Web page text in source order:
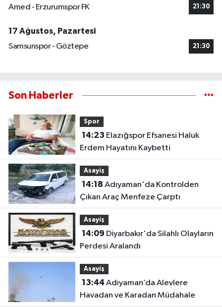
Amed - Erzurumspor FK 21:30
17 Ağustos, Pazartesi
Samsunspor - Göztepe
21:30
Son Haberler
Spor
14:23
Erdem Hayatını Kaybetti
Asayiş
14:18
Çıkan Araç Menfeze Çarptı
Asayiş
14:09
Perdesi Aralandı
Asayiş
13:44
Havadan ve Karadan Müdahale